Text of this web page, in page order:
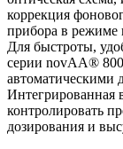
коррекция
прибора в режиме
Для быстроты,
серии novAA®
автоматическими
Интегрированная
контролировать
дозирования и